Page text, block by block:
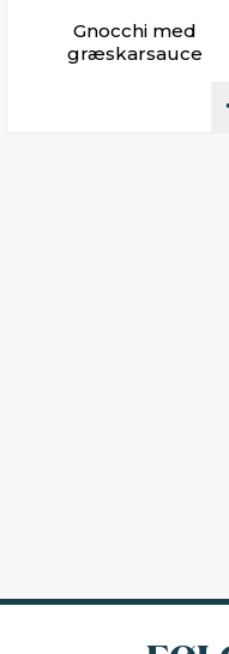
Gnocchi med
græskarsauce